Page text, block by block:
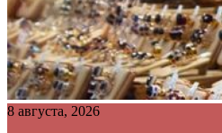
8 августа, 2026